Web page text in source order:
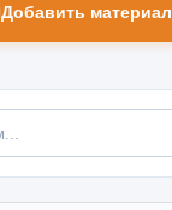
Добавить материал